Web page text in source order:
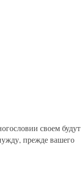
своем будут
прежде вашего